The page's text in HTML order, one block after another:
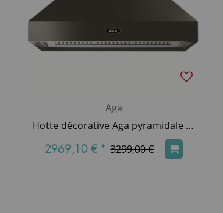
Aga
Hotte décorative Aga pyramidale 90cm 800m3/h (puissance max.) Etain AGA-HOOD-890 PH-PWT
2969,10 € * 3299,00 €